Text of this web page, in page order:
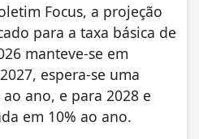
Focus, a projeção
para a taxa básica de
manteve-se em
espera-se uma
ano, e para 2028 e
em 10% ao ano.